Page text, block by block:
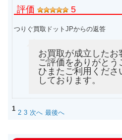
評価 5
つりぐ買取ドットJPからの返答
お買取が成立した
ご評価をありがと
ひまたご利用くださ
しております。
1
2 3 次へ 最後へ